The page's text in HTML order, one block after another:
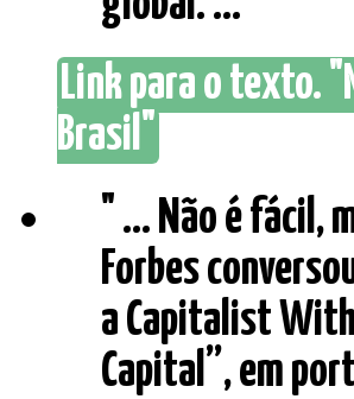
Link para o texto.
Brasil"
" ... Não é fácil,
Forbes
a Capitalist
Capital”, em